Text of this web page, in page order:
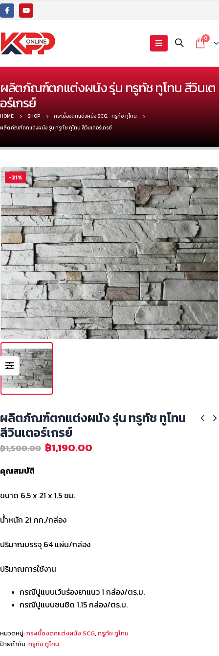
0
ผลิตภัณฑ์ตกแต่งผนัง รุ่น ทรูทัช ทูโทน สีวินเต
อร์เกรย์
HOME SHOP กระเบื้องตกแต่งผนัง SCG, ทรูทัช ทูโทน
ผลิตภัณฑ์ตกแต่งผนัง รุ่น ทรูทัช ทูโทน สีวินเตอร์เกรย์
-21%
ผลิตภัณฑ์ตกแต่งผนัง รุ่น ทรูทัช ทูโทน
สีวินเตอร์เกรย์
฿1,500.00 ฿1,190.00
คุณสมบัติ
ขนาด 6.5 x 21 x 1.5 ซม.
น้ำหนัก 21 กก./กล่อง
ปริมาณบรรจุ 64 แผ่น/กล่อง
ปริมาณการใช้งาน
กรณีปูแบบเว้นร่องยาแนว 1 กล่อง/ตร.ม.
กรณีปูแบบชนชิด 1.15 กล่อง/ตร.ม.
หมวดหมู่:กระเบื้องตกแต่งผนัง SCG, ทรูทัช ทูโทน
ป้ายกำกับ:ทรูทัช ทูโทน